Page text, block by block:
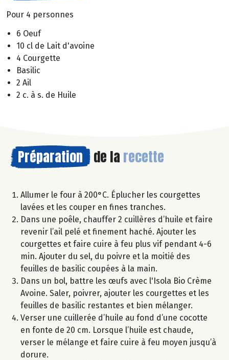
Pour 4 personnes
6 Oeuf
10 cl de Lait d'avoine
4 Courgette
Basilic
2 Ail
2 c. à s. de Huile
Préparation de la recette
Allumer le four à 200°C. Éplucher les courgettes
lavées et les couper en fines tranches.
Dans une poêle, chauffer 2 cuillères d’huile et faire
revenir l’ail pelé et finement haché. Ajouter les
courgettes et faire cuire à feu plus vif pendant 4-6
min. Ajouter du sel, du poivre et la moitié des
feuilles de basilic coupées à la main.
Dans un bol, battre les œufs avec l'Isola Bio Crème
Avoine. Saler, poivrer, ajouter les courgettes et les
feuilles de basilic restantes et bien mélanger.
Verser une cuillerée d’huile au fond d’une cocotte
en fonte de 20 cm. Lorsque l’huile est chaude,
verser le mélange et faire cuire à feu moyen jusqu’à
dorure.